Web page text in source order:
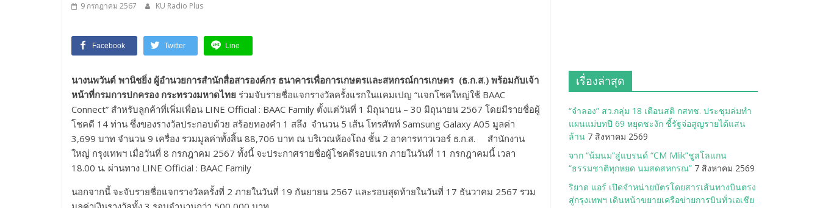
9 กรกฎาคม 2567 KU Radio Plus
Facebook Twitter Line
นางนพวันต์ พานิชยิ่ง ผู้อำนวยการสำนักสื่อสารองค์กร ธนาคารเพื่อการเกษตรและสหกรณ์การเกษตร (ธ.ก.ส.) พร้อมกับเจ้า
หน้าที่กรมการปกครอง กระทรวงมหาดไทย ร่วมจับรายชื่อแจกรางวัลครั้งแรกในแคมเปญ “แจกโชคใหญ่ใช้ BAAC
Connect” สำหรับลูกค้าที่เพิ่มเพื่อน LINE Official : BAAC Family ตั้งแต่วันที่ 1 มิถุนายน – 30 มิถุนายน 2567 โดยมีรายชื่อผู้
โชคดี 14 ท่าน ซึ่งของรางวัลประกอบด้วย สร้อยทองคำ 1 สลึง จำนวน 5 เส้น โทรศัพท์ Samsung Galaxy A05 มูลค่า
3,699 บาท จำนวน 9 เครื่อง รวมมูลค่าทั้งสิ้น 88,706 บาท ณ บริเวณห้องโถง ชั้น 2 อาคารทาวเวอร์ ธ.ก.ส. สำนักงาน
ใหญ่ กรุงเทพฯ เมื่อวันที่ 8 กรกฎาคม 2567 ทั้งนี้ จะประกาศรายชื่อผู้โชคดีรอบแรก ภายในวันที่ 11 กรกฎาคมนี้ เวลา
18.00 น. ผ่านทาง LINE Official : BAAC Family
นอกจากนี้ จะจับรายชื่อแจกรางวัลครั้งที่ 2 ภายในวันที่ 19 กันยายน 2567 และรอบสุดท้ายในวันที่ 17 ธันวาคม 2567 รวม
เรื่องล่าสุด
“จำลอง” สว.กลุ่ม 18 เตือนสติ กสทช. ประชุมล่มทำ
แผนแม่บทปี 69 หยุดชะงัก ชี้รัฐจ่อสูญรายได้แสน
ล้าน 7 สิงหาคม 2569
จาก “น้มนม”สู่แบรนด์ “CM Mlik”ชูสโลแกน
“ธรรมชาติทุกหยด นมสดสหกรณ” 7 สิงหาคม 2569
ริยาด แอร์ เปิดจำหน่ายบัตรโดยสารเส้นทางบินตรง
สู่กรุงเทพฯ เดินหน้าขยายเครือข่ายการบินทั่วเอเชีย